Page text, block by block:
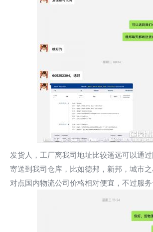
发货人，工厂离我司地址比较遥远可以通
寄送到我司仓库，比如德邦，新邦，城市
对点国内物流公司价格相对便宜，不过服务